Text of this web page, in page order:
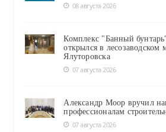
08 августа 2026
Комплекс "Банный
открылся в лесозаводском
Ялуторовска
07 августа 2026
Александр Моор вручил
профессионалам
07 августа 2026